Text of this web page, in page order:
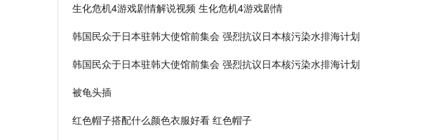
生化危机4游戏剧情解说视频 生化危机4游戏剧情
韩国民众于日本驻韩大使馆前集会 强烈抗议日本核污染水排海计划
韩国民众于日本驻韩大使馆前集会 强烈抗议日本核污染水排海计划
被龟头插
红色帽子搭配什么颜色衣服好看 红色帽子